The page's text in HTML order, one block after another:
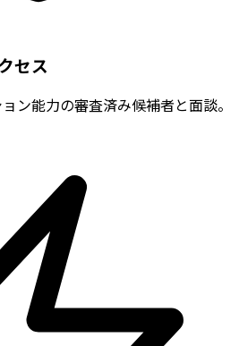
セス
ン能力の審査済み候補者と面談。